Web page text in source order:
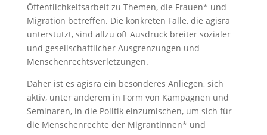
Öffentlichkeitsarbeit zu Themen, die Frauen* und
Migration betreffen. Die konkreten Fälle, die agisra
unterstützt, sind allzu oft Ausdruck breiter sozialer
und gesellschaftlicher Ausgrenzungen und
Menschenrechtsverletzungen.
Daher ist es agisra ein besonderes Anliegen, sich
aktiv, unter anderem in Form von Kampagnen und
Seminaren, in die Politik einzumischen, um sich für
die Menschenrechte der Migrantinnen* und